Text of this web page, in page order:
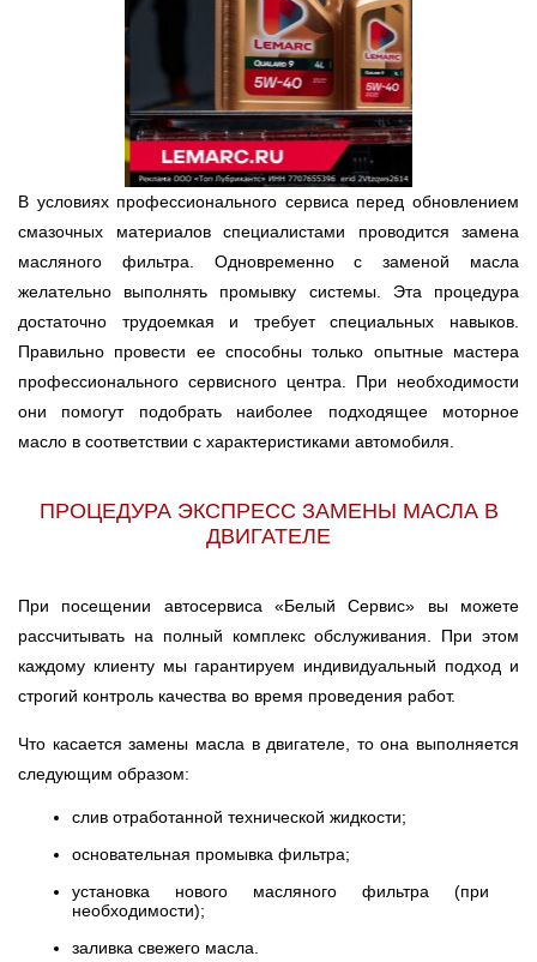
В условиях профессионального сервиса перед обновлением
смазочных материалов специалистами проводится замена
масляного фильтра. Одновременно с заменой масла
желательно выполнять промывку системы. Эта процедура
достаточно трудоемкая и требует специальных навыков.
Правильно провести ее способны только опытные мастера
профессионального сервисного центра. При необходимости
они помогут подобрать наиболее подходящее моторное
масло в соответствии с характеристиками автомобиля.
ПРОЦЕДУРА ЭКСПРЕСС ЗАМЕНЫ МАСЛА В
ДВИГАТЕЛЕ
При посещении автосервиса «Белый Сервис» вы можете
рассчитывать на полный комплекс обслуживания. При этом
каждому клиенту мы гарантируем индивидуальный подход и
строгий контроль качества во время проведения работ.
Что касается замены масла в двигателе, то она выполняется
следующим образом:
слив отработанной технической жидкости;
основательная промывка фильтра;
установка нового масляного фильтра (при
необходимости);
заливка свежего масла.